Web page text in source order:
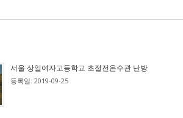
서울 상일여자고등학교 초절전온수관 난방
등록일: 2019-09-25